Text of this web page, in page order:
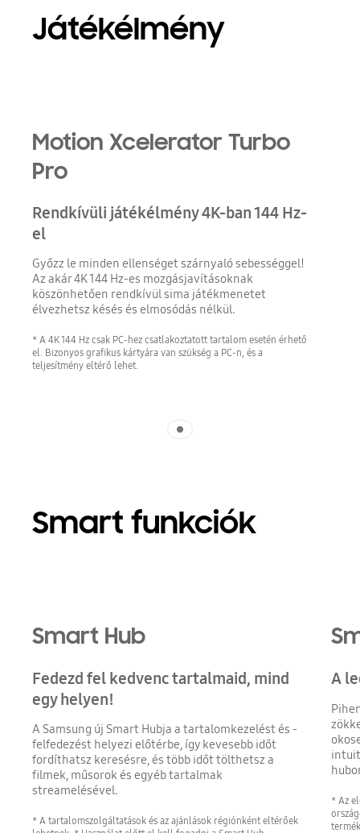
Játékélmény
Motion Xcelerator Turbo
Pro
Rendkívüli játékélmény 4K-ban 144 Hz-
el
Győzz le minden ellenséget szárnyaló sebességgel!
Az akár 4K 144 Hz-es mozgásjavításoknak
köszönhetően rendkívül sima játékmenetet
élvezhetsz késés és elmosódás nélkül.
* A 4K 144 Hz csak PC-hez csatlakoztatott tartalom esetén érhető
el. Bizonyos grafikus kártyára van szükség a PC-n, és a
teljesítmény eltérő lehet.
Smart funkciók
Smart Hub
Fedezd fel kedvenc tartalmaid, mind
egy helyen!
A Samsung új Smart Hubja a tartalomkezelést és -
felfedezést helyezi előtérbe, így kevesebb időt
fordíthatsz keresésre, és több időt tölthetsz a
filmek, műsorok és egyéb tartalmak
streamelésével.
* A tartalomszolgáltatások és az ajánlások régiónként eltérőek
A
* Az